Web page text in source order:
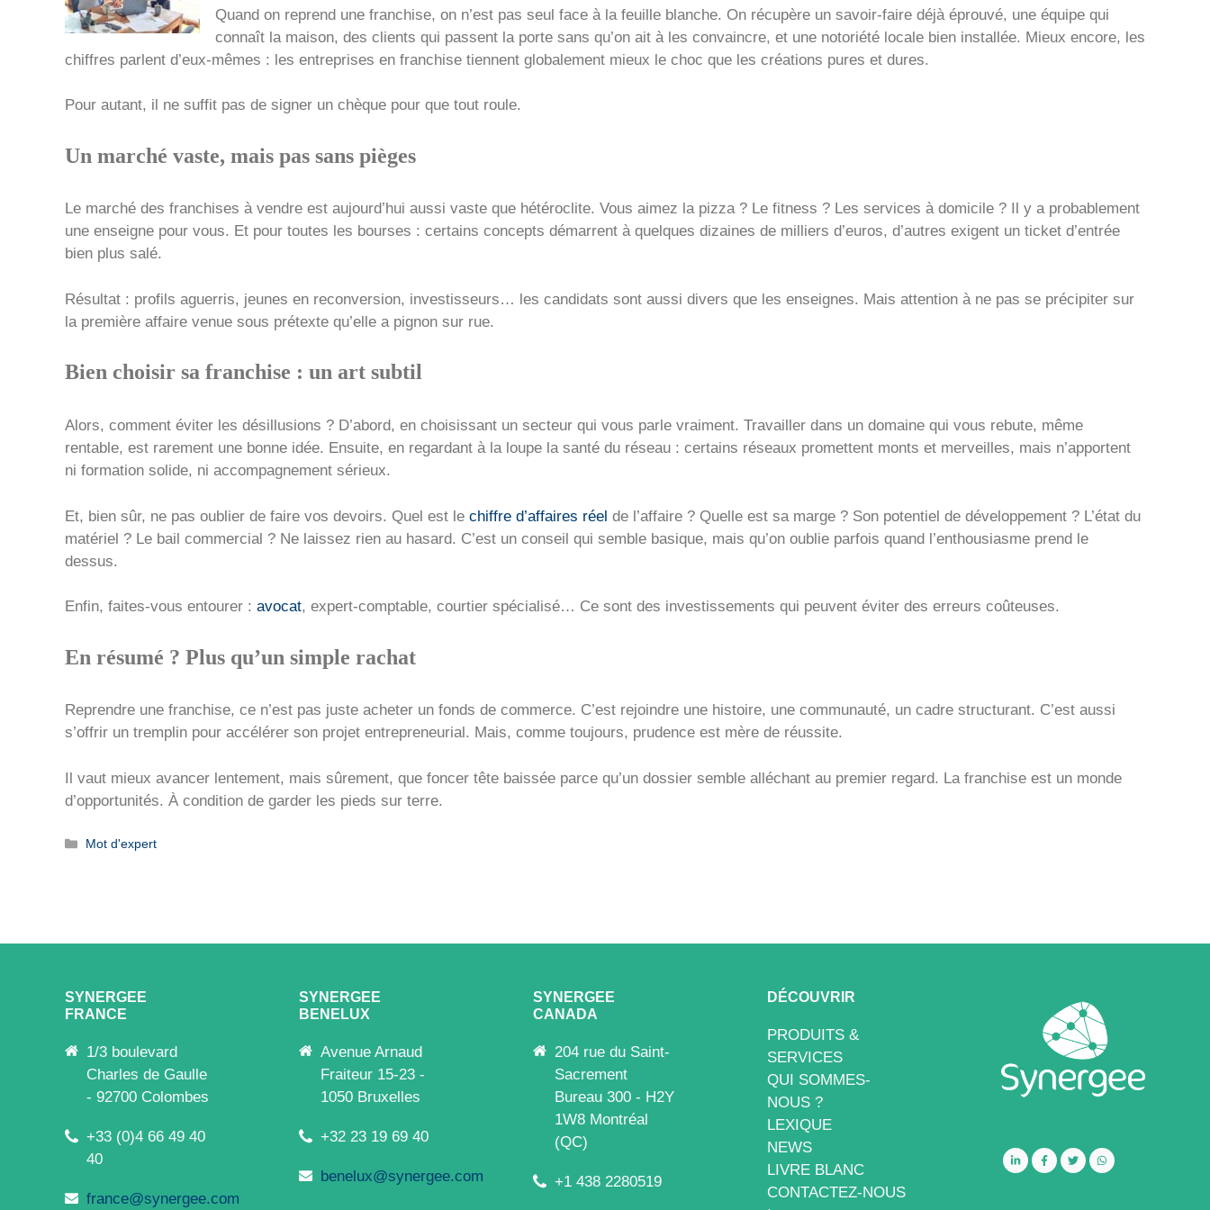
Quand on reprend une franchise, on n’est pas seul face à la feuille blanche. On récupère un savoir-faire déjà éprouvé, une équipe qui
connaît la maison, des clients qui passent la porte sans qu’on ait à les convaincre, et une notoriété locale bien installée. Mieux encore, les
chiffres parlent d’eux-mêmes : les entreprises en franchise tiennent globalement mieux le choc que les créations pures et dures.
Pour autant, il ne suffit pas de signer un chèque pour que tout roule.
Un marché vaste, mais pas sans pièges
Le marché des franchises à vendre est aujourd’hui aussi vaste que hétéroclite. Vous aimez la pizza ? Le fitness ? Les services à domicile ? Il y a probablement
une enseigne pour vous. Et pour toutes les bourses : certains concepts démarrent à quelques dizaines de milliers d’euros, d’autres exigent un ticket d’entrée
bien plus salé.
Résultat : profils aguerris, jeunes en reconversion, investisseurs… les candidats sont aussi divers que les enseignes. Mais attention à ne pas se précipiter sur
la première affaire venue sous prétexte qu’elle a pignon sur rue.
Bien choisir sa franchise : un art subtil
Alors, comment éviter les désillusions ? D’abord, en choisissant un secteur qui vous parle vraiment. Travailler dans un domaine qui vous rebute, même
rentable, est rarement une bonne idée. Ensuite, en regardant à la loupe la santé du réseau : certains réseaux promettent monts et merveilles, mais n’apportent
ni formation solide, ni accompagnement sérieux.
Et, bien sûr, ne pas oublier de faire vos devoirs. Quel est le chiffre d’affaires réel de l’affaire ? Quelle est sa marge ? Son potentiel de développement ? L’état du
matériel ? Le bail commercial ? Ne laissez rien au hasard. C’est un conseil qui semble basique, mais qu’on oublie parfois quand l’enthousiasme prend le
dessus.
Enfin, faites-vous entourer : avocat, expert-comptable, courtier spécialisé… Ce sont des investissements qui peuvent éviter des erreurs coûteuses.
En résumé ? Plus qu’un simple rachat
Reprendre une franchise, ce n’est pas juste acheter un fonds de commerce. C’est rejoindre une histoire, une communauté, un cadre structurant. C’est aussi
s’offrir un tremplin pour accélérer son projet entrepreneurial. Mais, comme toujours, prudence est mère de réussite.
Il vaut mieux avancer lentement, mais sûrement, que foncer tête baissée parce qu’un dossier semble alléchant au premier regard. La franchise est un monde
d’opportunités. À condition de garder les pieds sur terre.
Catégories
Mot d'expert
SYNERGEE
FRANCE
1/3 boulevard
Charles de Gaulle
- 92700 Colombes
+33 (0)4 66 49 40
40
france@synergee.com
SYNERGEE
BENELUX
Avenue Arnaud
Fraiteur 15-23 -
1050 Bruxelles
+32 23 19 69 40
benelux@synergee.com
SYNERGEE
CANADA
204 rue du Saint-
Sacrement
Bureau 300 - H2Y
1W8 Montréal
(QC)
+1 438 2280519
DÉCOUVRIR
PRODUITS &
SERVICES
QUI SOMMES-
NOUS ?
LEXIQUE
NEWS
LIVRE BLANC
CONTACTEZ-NOUS